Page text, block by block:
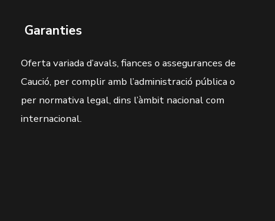
Garanties
Oferta variada d’avals, fiances o assegurances de
Caució, per complir amb l’administració pública o
per normativa legal, dins l’àmbit nacional com
internacional.